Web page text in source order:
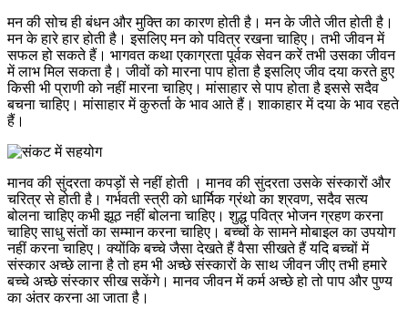
मन की सोच ही बंधन और मुक्ति का कारण होती है। मन के जीते जीत होती है।
मन के हारे हार होती है। इसलिए मन को पवित्र रखना चाहिए। तभी जीवन में
सफल हो सकते हैं। भागवत कथा एकाग्रता पूर्वक सेवन करें तभी उसका जीवन
में लाभ मिल सकता है। जीवों को मारना पाप होता है इसलिए जीव दया करते हुए
किसी भी प्राणी को नहीं मारना चाहिए। मांसाहार से पाप होता है इससे सदैव
बचना चाहिए। मांसाहार में कुरुर्ता के भाव आते हैं। शाकाहार में दया के भाव रहते
हैं।
मानव की सुंदरता कपड़ों से नहीं होती । मानव की सुंदरता उसके संस्कारों और
चरित्र से होती है। गर्भवती स्त्री को धार्मिक ग्रंथो का श्रवण, सदैव सत्य
बोलना चाहिए कभी झूठ नहीं बोलना चाहिए। शुद्ध पवित्र भोजन ग्रहण करना
चाहिए साधु संतों का सम्मान करना चाहिए। बच्चों के सामने मोबाइल का उपयोग
नहीं करना चाहिए। क्योंकि बच्चे जैसा देखते हैं वैसा सीखते हैं यदि बच्चों में
संस्कार अच्छे लाना है तो हम भी अच्छे संस्कारों के साथ जीवन जीए तभी हमारे
बच्चे अच्छे संस्कार सीख सकेंगे। मानव जीवन में कर्म अच्छे हो तो पाप और पुण्य
का अंतर करना आ जाता है।